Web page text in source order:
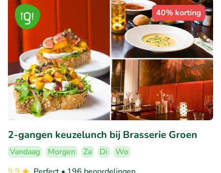
40% korting
2-gangen keuzelunch bij Brasserie Groen
Vandaag Morgen Za Di
Wo